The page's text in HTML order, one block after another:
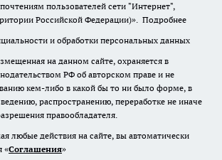
пользователей сети "Интернет",
Российской Федерации)». Подробнее
и обработки персональных данных
на данном сайте, охраняется в
РФ об авторском праве и не
кем-либо в какой бы то ни было форме, в
распространению, переработке не иначе
правообладателя.
любые действия на сайте, вы автоматически
«Cоглашения»